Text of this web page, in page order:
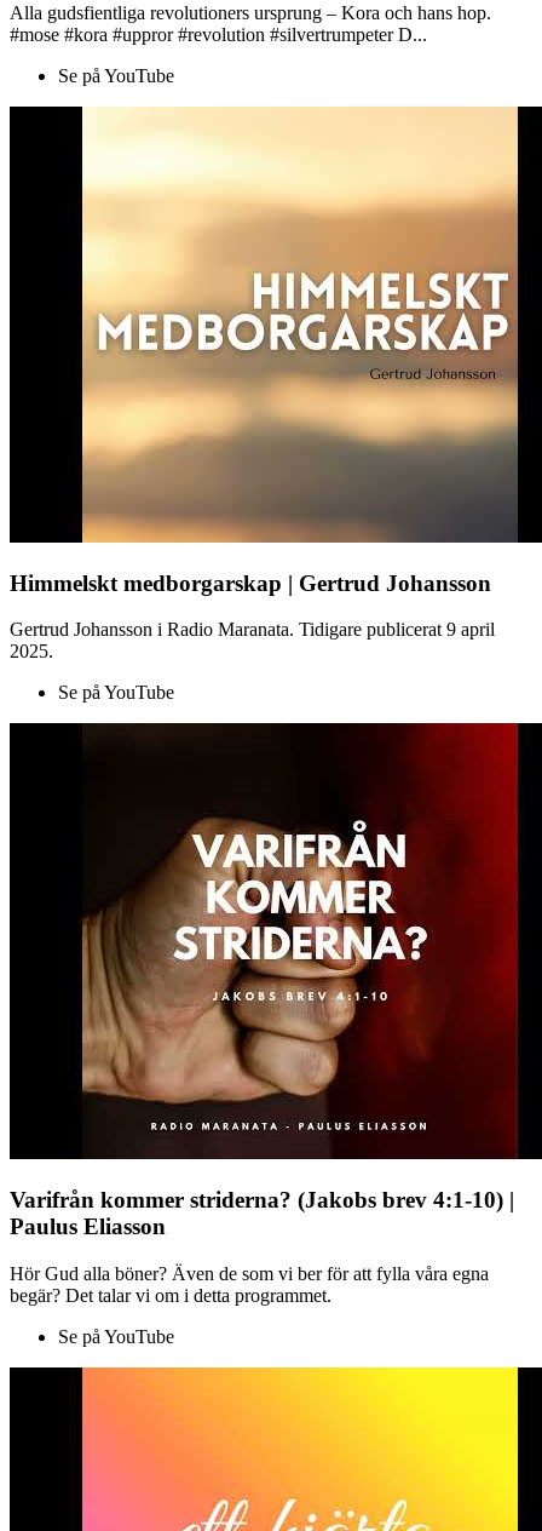
Alla gudsfientliga revolutioners ursprung – Kora och hans hop.
#mose #kora #uppror #revolution #silvertrumpeter D...
Se på YouTube
Himmelskt medborgarskap | Gertrud Johansson
Gertrud Johansson i Radio Maranata. Tidigare publicerat 9 april
2025.
Se på YouTube
Varifrån kommer striderna? (Jakobs brev 4:1-10) |
Paulus Eliasson
Hör Gud alla böner? Även de som vi ber för att fylla våra egna
begär? Det talar vi om i detta programmet.
Se på YouTube